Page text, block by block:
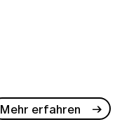
Mehr erfahren